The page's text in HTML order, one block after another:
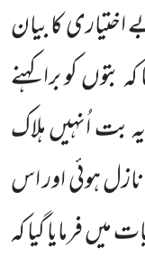
کا بیان
کہ بتوں کو برا کہنے
بت اُنہیں ہلاک
ہوئیاور اس
فرمایا گیا کہ